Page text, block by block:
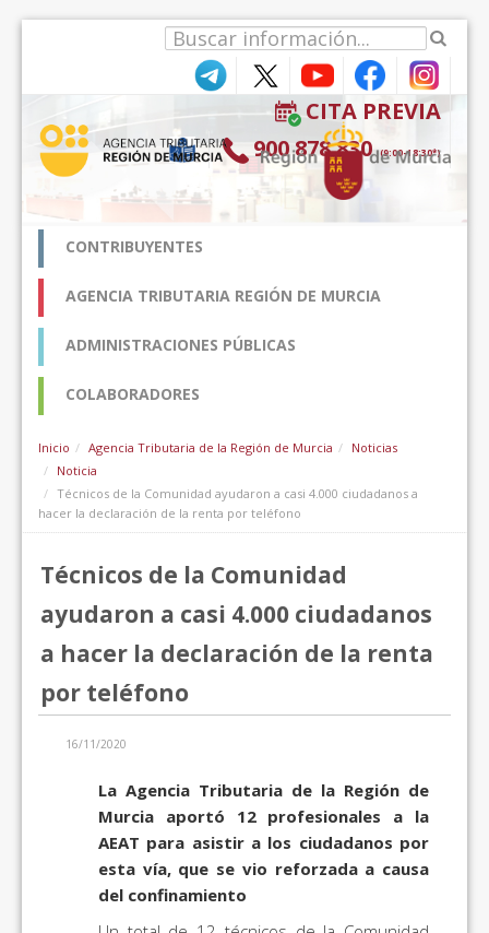
CITA PREVIA
900 878 830 (9:00-18:30*)
CONTRIBUYENTES
AGENCIA TRIBUTARIA REGIÓN DE MURCIA
ADMINISTRACIONES PÚBLICAS
COLABORADORES
Inicio Agencia Tributaria de la Región de Murcia
Noticias
Noticia
Técnicos de la Comunidad ayudaron a casi 4.000 ciudadanos a
hacer la declaración de la renta por teléfono
Técnicos de la Comunidad
ayudaron a casi 4.000 ciudadanos
a hacer la declaración de la renta
por teléfono
16/11/2020
La Agencia Tributaria de la Región de
Murcia aportó 12 profesionales a la
AEAT para asistir a los ciudadanos por
esta vía, que se vio reforzada a causa
del confinamiento